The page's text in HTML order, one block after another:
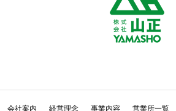
会社案内 経営理念 事業内容 営業所一覧